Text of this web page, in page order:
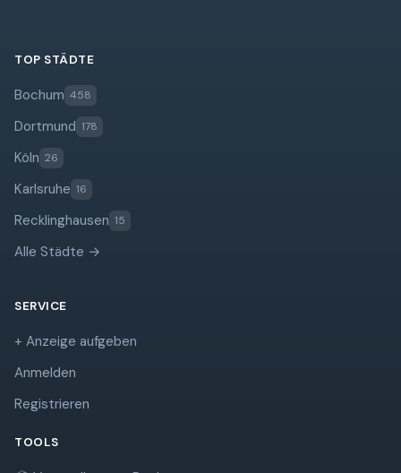
TOP STÄDTE
Bochum 458
Dortmund 178
Köln 26
Karlsruhe 16
Recklinghausen 15
Alle Städte →
SERVICE
+ Anzeige aufgeben
Anmelden
Registrieren
TOOLS